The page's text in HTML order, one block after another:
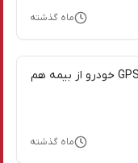
ماه گذشته
ردیاب ضد سرقت خودرو؛ چرا امروز نصب GPS خودرو از بیمه هم
ماه گذشته